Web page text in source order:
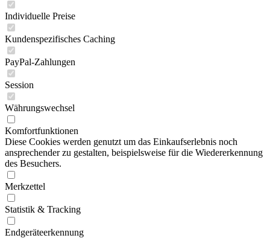
Individuelle Preise
Kundenspezifisches Caching
PayPal-Zahlungen
Session
Währungswechsel
Komfortfunktionen
Diese Cookies werden genutzt um das Einkaufserlebnis noch
ansprechender zu gestalten, beispielsweise für die Wiedererkennung
des Besuchers.
Merkzettel
Statistik & Tracking
Endgeräteerkennung